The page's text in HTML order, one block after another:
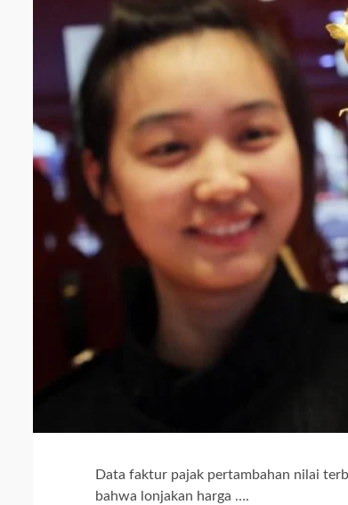
Data faktur pajak pertambahan nilai
bahwa lonjakan harga ….